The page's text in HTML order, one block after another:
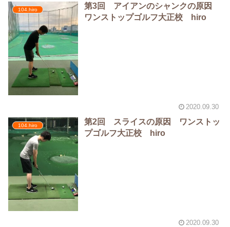
104.hiro
第3回 アイアンのシャンクの原因
ワンストップゴルフ大正校 hiro
2020.09.30
104.hiro
第2回 スライスの原因 ワンストッ
プゴルフ大正校 hiro
2020.09.30